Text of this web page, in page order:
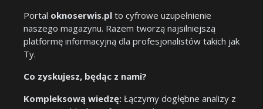
Portal oknoserwis.pl to cyfrowe uzupełnienie
naszego magazynu. Razem tworzą najsilniejszą
platformę informacyjną dla profesjonalistów takich jak
Ty.
Co zyskujesz, będąc z nami?
Kompleksową wiedzę: Łączymy dogłębne analizy z